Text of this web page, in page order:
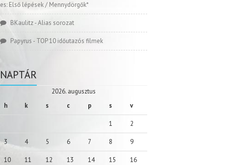
es: Első lépések / Mennydörgők*
BKaulitz-Alias sorozat
Papyrus - TOP 10 időutazós filmek
NAPTÁR
2026. augusztus
h
k s c p s v
1 2
3 4 5 6 7 8 9
10 11 12 13 14 15 16